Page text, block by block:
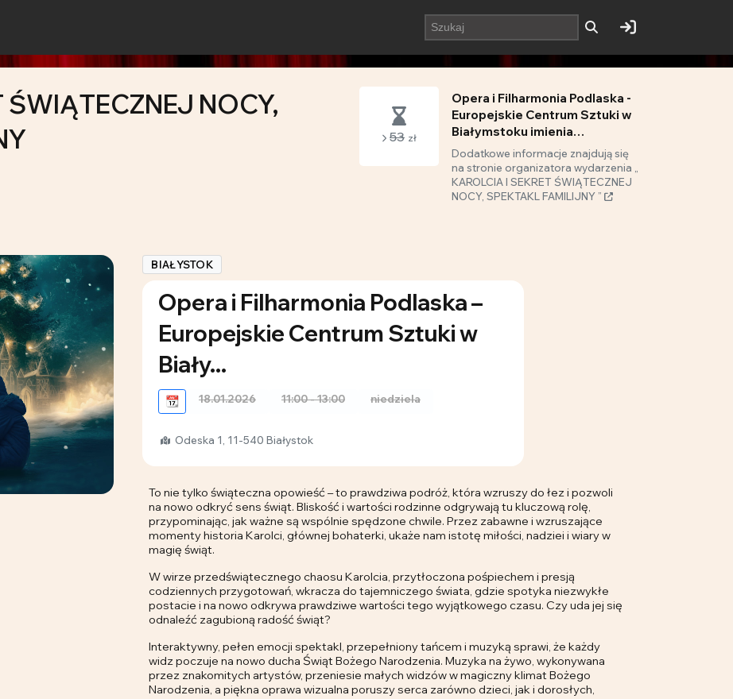
ŚWIĄTECZNEJ NOCY,
53 zł
Opera i Filharmonia Podlaska -
Europejskie Centrum Sztuki w
Białymstoku imienia
Stanisława Moniuszki
Dodatkowe informacje znajdują się
na stronie organizatora wydarzenia „
KAROLCIA I SEKRET ŚWIĄTECZNEJ
NOCY, SPEKTAKL FAMILIJNY ”
BIAŁYSTOK
Opera i Filharmonia Podlaska –
Europejskie Centrum Sztuki w
Biały...
📆 18.01.2026 11:00 - 13:00 niedziela
Odeska 1, 11-540 Białystok
To nie tylko świąteczna opowieść – to prawdziwa podróż, która wzruszy do łez i pozwoli
na nowo odkryć sens świąt. Bliskość i wartości rodzinne odgrywają tu kluczową rolę,
przypominając, jak ważne są wspólnie spędzone chwile. Przez zabawne i wzruszające
momenty historia Karolci, głównej bohaterki, ukaże nam istotę miłości, nadziei i wiary w
magię świąt.
W wirze przedświątecznego chaosu Karolcia, przytłoczona pośpiechem i presją
codziennych przygotowań, wkracza do tajemniczego świata, gdzie spotyka niezwykłe
postacie i na nowo odkrywa prawdziwe wartości tego wyjątkowego czasu. Czy uda jej się
odnaleźć zagubioną radość świąt?
Interaktywny, pełen emocji spektakl, przepełniony tańcem i muzyką sprawi, że każdy
widz poczuje na nowo ducha Świąt Bożego Narodzenia. Muzyka na żywo, wykonywana
przez znakomitych artystów, przeniesie małych widzów w magiczny klimat Bożego
Narodzenia, a piękna oprawa wizualna poruszy serca zarówno dzieci, jak i dorosłych,